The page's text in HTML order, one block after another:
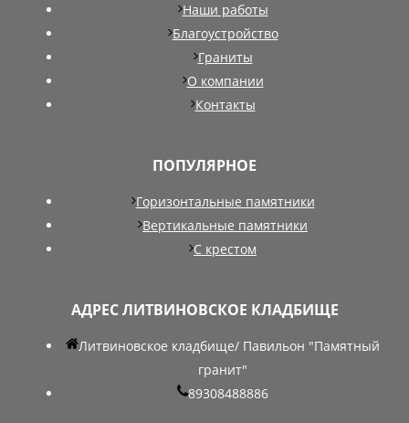
Наши работы
Благоустройство
Граниты
О компании
Контакты
ПОПУЛЯРНОЕ
Горизонтальные памятники
Вертикальные памятники
С крестом
АДРЕС ЛИТВИНОВСКОЕ КЛАДБИЩЕ
Литвиновское кладбище/ Павильон "Памятный
гранит"
89308488886